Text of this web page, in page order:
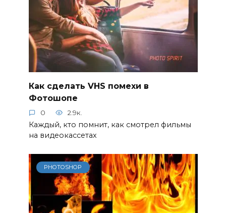
Как сделать VHS помехи в
Фотошопе
0 2.9к.
Каждый, кто помнит, как смотрел фильмы
на видеокассетах
PHOTOSHOP